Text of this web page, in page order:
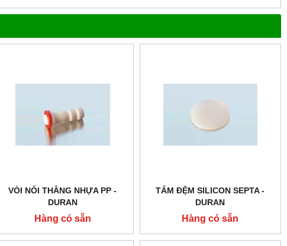
VÒI NỐI THẲNG NHỰA PP -
DURAN
Hàng có sẵn
TẤM ĐỆM SILICON SEPTA -
DURAN
Hàng có sẵn